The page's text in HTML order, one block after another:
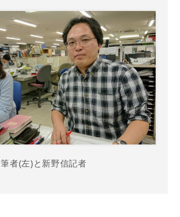
筆者(左)と新野信記者